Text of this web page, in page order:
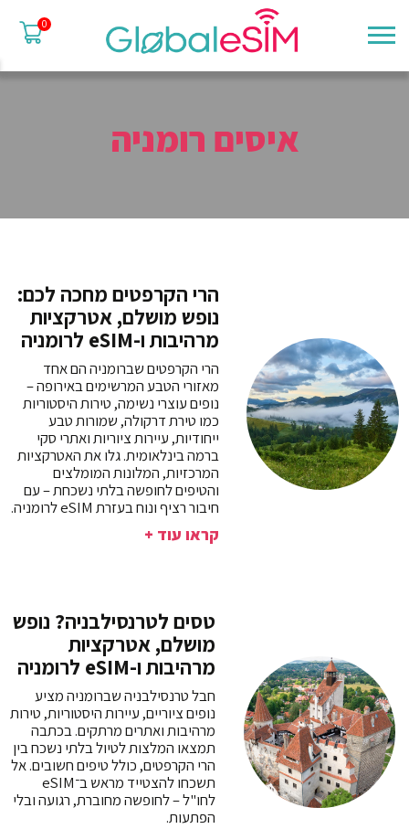
0
איסים רומניה
הרי הקרפטים מחכה לכם:
נופש מושלם, אטרקציות
מרהיבות ו-eSIM לרומניה
הרי הקרפטים שברומניה הם אחד
מאזורי הטבע המרשימים באירופה –
נופים עוצרי נשימה, טירות היסטוריות
כמו טירת דרקולה, שמורות טבע
ייחודיות, עיירות ציוריות ואתרי סקי
ברמה בינלאומית. גלו את האטרקציות
המרכזיות, המלונות המומלצים
והטיפים לחופשה בלתי נשכחת – עם
חיבור רציף ונוח בעזרת eSIM לרומניה.
קראו עוד +
טסים לטרנסילבניה? נופש
מושלם, אטרקציות
מרהיבות ו-eSIM לרומניה
חבל טרנסילבניה שברומניה מציע
נופים ציוריים, עיירות היסטוריות, טירות
מרהיבות ואתרים מרתקים. בכתבה
תמצאו המלצות לטיול בלתי נשכח בין
הרי הקרפטים, כולל טיפים חשובים. אל
תשכחו להצטייד מראש ב־eSIM
לחו"ל – לחופשה מחוברת, רגועה ובלי
הפתעות.